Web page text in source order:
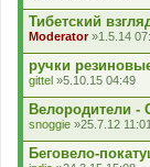
Тибетский
Moderator»1.5.14
ручки
gittel »5.10.15 04:49
Велородители -
snoggie »25.7.12 11:01
Беговело-